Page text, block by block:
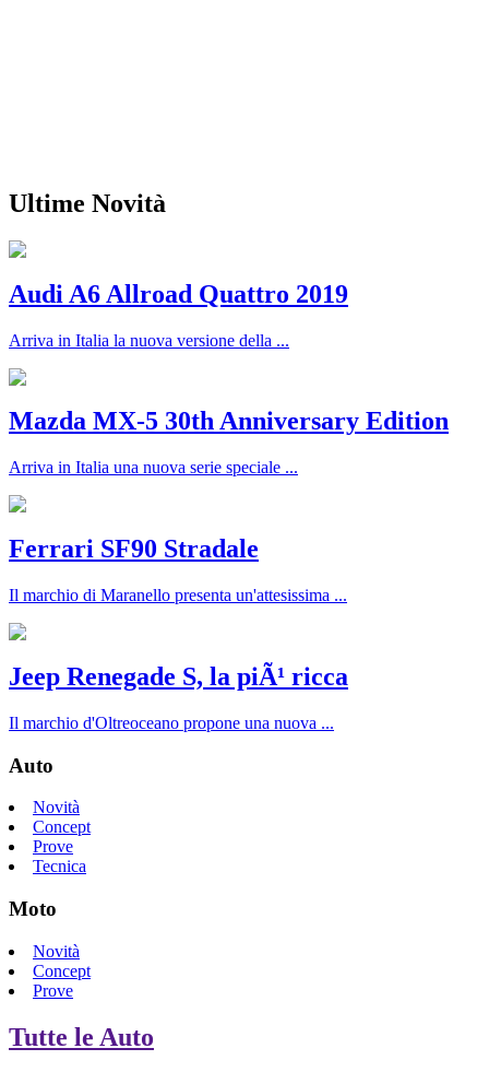
Ultime Novità
Audi A6 Allroad Quattro 2019
Arriva in Italia la nuova versione della ...
Mazda MX-5 30th Anniversary Edition
Arriva in Italia una nuova serie speciale ...
Ferrari SF90 Stradale
Il marchio di Maranello presenta un'attesissima ...
Jeep Renegade S, la piÃ¹ ricca
Il marchio d'Oltreoceano propone una nuova ...
Auto
Novità
Concept
Prove
Tecnica
Moto
Novità
Concept
Prove
Tutte le Auto